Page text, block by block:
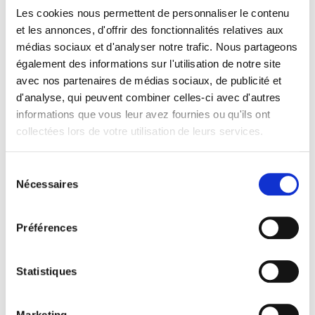
Les cookies nous permettent de personnaliser le contenu
et les annonces, d'offrir des fonctionnalités relatives aux
médias sociaux et d'analyser notre trafic. Nous partageons
également des informations sur l'utilisation de notre site
avec nos partenaires de médias sociaux, de publicité et
d'analyse, qui peuvent combiner celles-ci avec d'autres
informations que vous leur avez fournies ou qu'ils ont
collectées lors de votre utilisation de leurs services.
Nécessaires
Préférences
Statistiques
Quelles sanctions en cas de non-conformité ?
Facture électronique – Annuaire